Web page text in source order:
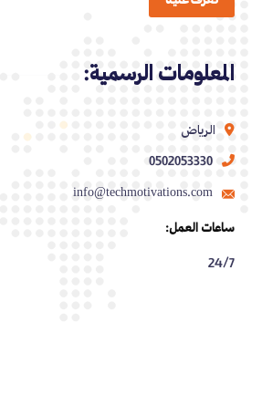
المعلومات الرسمية:
الرياض
0502053330
info@techmotivations.com
ساعات العمل:
24/7